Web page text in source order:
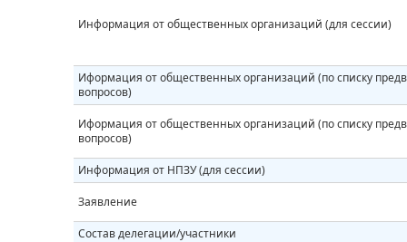
Информация от общественных организаций (для сессии)
Иформация от общественных организаций (по списку
вопросов)
Иформация от общественных организаций (по списку
вопросов)
Информация от НПЗУ (для сессии)
Заявление
Состав делегации/участники